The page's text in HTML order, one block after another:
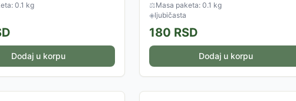
0.1 kg
Dodaj u korpu
⚖Masa paketa: 0.1 kg
◈ljubičasta
180 RSD
Dodaj u korpu